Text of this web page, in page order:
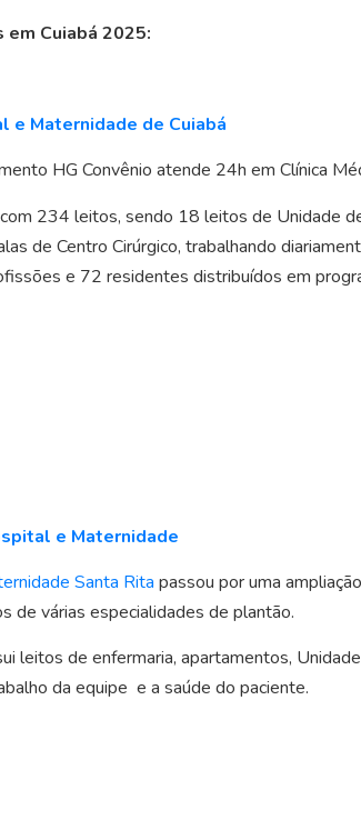
Cuiabá 2025:
e Maternidade de Cuiabá
HG Convênio atende 24h em Clínica
234 leitos, sendo 18 leitos de Unidade
de Centro Cirúrgico, trabalhando
e 72 residentes distribuídos em
e Maternidade
Santa Rita passou por uma
de várias especialidades de plantão.
leitos de enfermaria, apartamentos,
da equipe e a saúde do paciente.